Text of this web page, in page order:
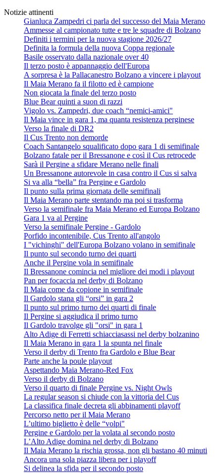
Notizie attinenti
Gianluca Zampedri ci parla del successo del Maia Merano
Ammesse al campionato tutte e tre le squadre di Bolzano
Definiti i termini per la nuova stagione 2026/27
Definita la formula della nuova Coppa regionale
Basile osservato dalla nazionale over 40
Il terzo posto è appannaggio dell'Europa
A sorpresa è la Pallacanestro Bolzano a vincere i playout
Il Maia Merano fa il filotto ed è campione
Non giocata la finale del terzo posto
Blue Bear quinti a suon di razzi
Vigolo vs. Zampedri, due coach “nemici-amici"
Il Maia vince in gara 1, ma quanta resistenza perginese
Verso la finale di DR2
Il Cus Trento non demorde
Coach Santangelo squalificato dopo gara 1 di semifinale
Bolzano fatale per il Bressanone e così il Cus retrocede
Sarà il Pergine a sfidare Merano nelle finali
Un Bressanone autorevole in casa contro il Cus si salva
Si va alla “bella” fra Pergine e Gardolo
Il punto sulla prima giornata delle semifinali
Il Maia Merano parte stentando ma poi si trasforma
Verso la semifinale fra Maia Merano ed Europa Bolzano
Gara 1 va al Pergine
Verso la semifinale Pergine - Gardolo
Porfido incontenibile, Cus Trento all'angolo
I "vichinghi" dell'Europa Bolzano volano in semifinale
Il punto sul secondo turno dei quarti
Anche il Pergine vola in semifinale
Il Bressanone comincia nel migliore dei modi i playout
Pan per focaccia nel derby di Bolzano
Il Maia come da copione in semifinale
Il Gardolo stana gli “orsi” in gara 2
Il punto sul primo turno dei quarti di finale
Il Pergine si aggiudica il primo turno
Il Gardolo travolge gli "orsi" in gara 1
Alto Adige di Ferretti schiacciasassi nel derby bolzanino
Il Maia Merano in gara 1 la spunta nel finale
Verso il derby di Trento fra Gardolo e Blue Bear
Parte anche la poule playout
Aspettando Maia Merano-Red Fox
Verso il derby di Bolzano
Verso il quarto di finale Pergine vs. Night Owls
La regular season si chiude con la vittoria del Cus
La classifica finale decreta gli abbinamenti playoff
Percorso netto per il Maia Merano
L’ultimo biglietto è delle “volpi"
Pergine e Gardolo per la volata al secondo posto
L’Alto Adige domina nel derby di Bolzano
Il Maia Merano la rischia grossa, non gli bastano 40 minuti
Ancora una sola piazza libera per i playoff
Si delinea la sfida per il secondo posto